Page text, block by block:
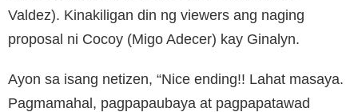
Valdez). Kinakiligan din ng viewers ang naging
proposal ni Cocoy (Migo Adecer) kay Ginalyn.
Ayon sa isang netizen, “Nice ending!! Lahat masaya.
Pagmamahal, pagpapaubaya at pagpapatawad